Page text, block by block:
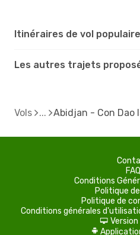
Itinéraires de vol
Les autres trajets
Vols Abidjan - Con Dao
FAQ
Conditions
Politique
Politique de
Conditions générales
d
A